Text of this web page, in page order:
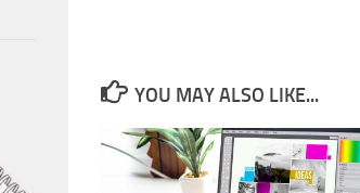
YOU MAY ALSO LIKE...